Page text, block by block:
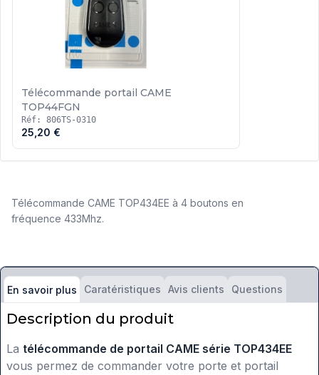
Télécommande portail CAME
TOP44FGN
Réf: 806TS-0310
25,20 €
Télécommande CAME TOP434EE à 4 boutons en
fréquence 433Mhz.
En savoir plus Caratéristiques Avis clients Questions
Description du produit
La télécommande de portail CAME série TOP434EE
vous permez de commander votre porte et portail